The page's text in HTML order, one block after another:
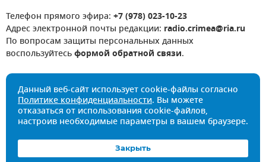
Телефон прямого эфира: +7 (978) 023-10-23
Адрес электронной почты редакции: radio.crimea@ria.ru
По вопросам защиты персональных данных
воспользуйтесьформой обратной связи.
Данный веб-сайт использует cookie-файлы согласно
Политике конфиденциальности. Вы можете
отказаться от использования cookie-файлов,
настроив необходимые параметры в вашем браузере.
Закрыть